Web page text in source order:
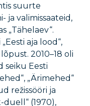
suurte
ja valimissaateid,
„Tähelaev“.
aja lood“,
2010–18 oli
seiku Eesti
„Ärimehed“
režissööri ja
(1970),